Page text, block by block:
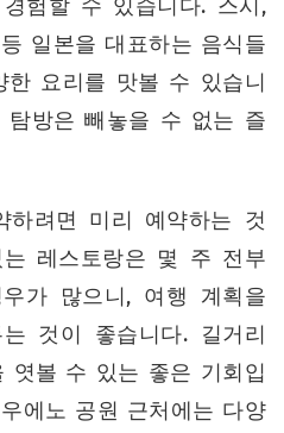
험할 수 있습니다. 스시,
일본을 대표하는 음식들
요리를 맛볼 수 있습니
방은 빼놓을 수 없는 즐
하려면 미리 예약하는 것
레스토랑은 몇 주 전부
가 많으니, 여행 계획을
것이 좋습니다. 길거리
엿볼 수 있는 좋은 기회입
에노 공원 근처에는 다양